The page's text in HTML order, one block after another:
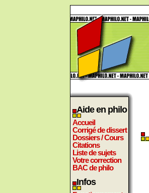
Aide en philo
Accueil
Corrigé de dissert
Dossiers / Cours
Citations
Liste de sujets
Votre correction
BAC de philo
Infos